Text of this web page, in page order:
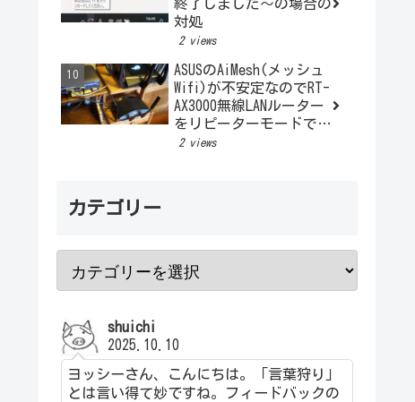
終了しました～の場合の
対処
2 views
ASUSのAiMesh(メッシュ
Wifi)が不安定なのでRT-
AX3000無線LANルーター
をリピーターモードで利
用する
2 views
カテゴリー
shuichi
2025.10.10
ヨッシーさん、こんにちは。「言葉狩り」
とは言い得て妙ですね。フィードバックの